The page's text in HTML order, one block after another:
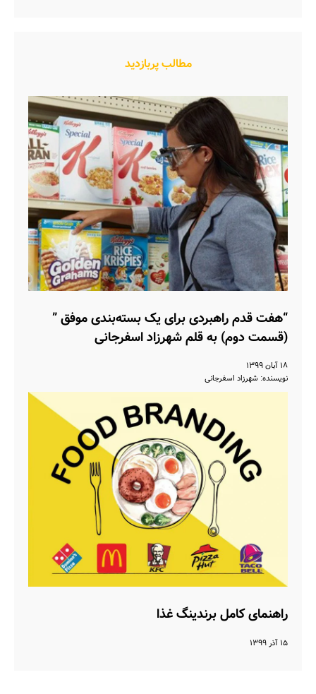
مطالب پربازدید
“هفت قدم راهبردی برای یک بسته‌بندی موفق ”
(قسمت دوم) به قلم شهرزاد اسفرجانی
۱۸ آبان ۱۳۹۹
نویسنده: شهرزاد اسفرجانی
راهنمای کامل برندینگ غذا
۱۵ آذر ۱۳۹۹